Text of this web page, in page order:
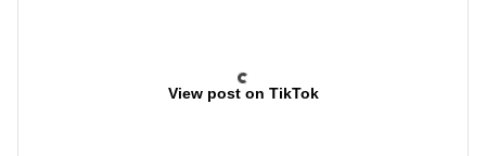
View post on TikTok